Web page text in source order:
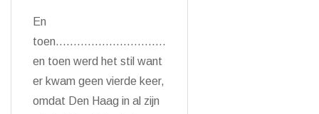
En
toen………………………….
en toen werd het stil want
er kwam geen vierde keer,
omdat Den Haag in al zijn